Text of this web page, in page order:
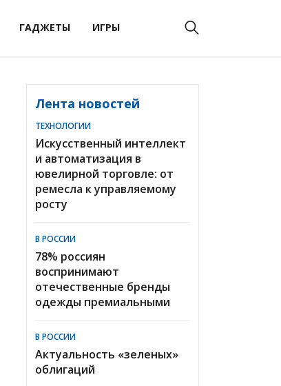
ГАДЖЕТЫ ИГРЫ
Лента новостей
ТЕХНОЛОГИИ
Искусственный интеллект
и автоматизация в
ювелирной торговле: от
ремесла к управляемому
росту
В РОССИИ
78% россиян
воспринимают
отечественные бренды
одежды премиальными
В РОССИИ
Актуальность «зеленых»
облигаций